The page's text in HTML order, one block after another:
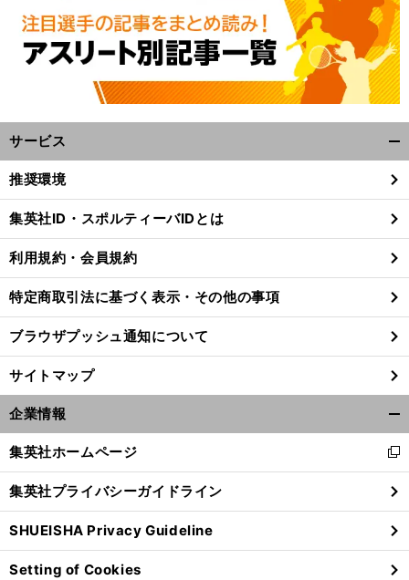
サービス
閉
る
推奨環境
集英社ID・スポルティーバIDとは
利用規約・会員規約
特定商取引法に基づく表示・その他の事項
ブラウザプッシュ通知について
サイトマップ
企業情報
閉
る
集英社ホームページ
新
し
い
ウ
ィ
ン
ド
集英社プライバシーガイドライン
SHUEISHA Privacy Guideline
Setting of Cookies